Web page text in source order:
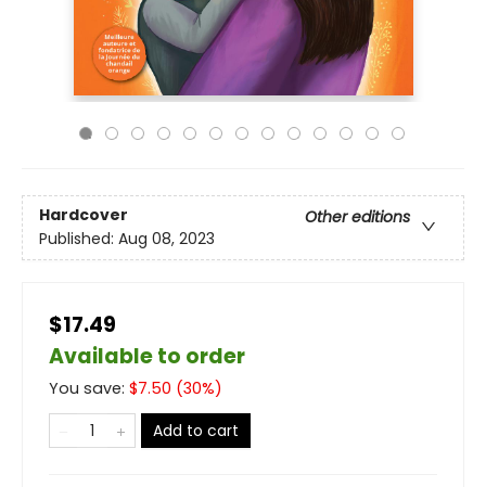
Hardcover
Other editions
Published: Aug 08, 2023
$17.49
Available to order
You save: $7.50 (30%)
Add to cart